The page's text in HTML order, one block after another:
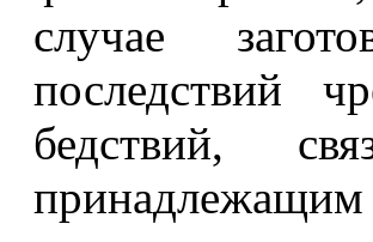
случае
последствий
бедствий,
принадлежащим